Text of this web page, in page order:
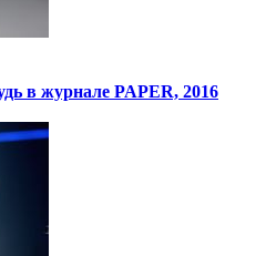
в журнале PAPER, 2016